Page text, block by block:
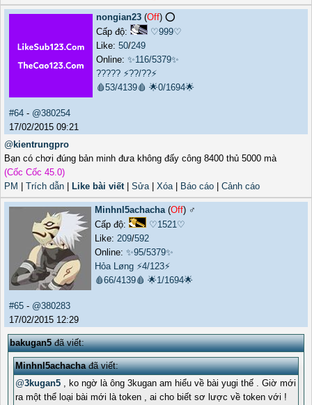
nongian23 (Off) ⭕️
Cấp độ:
♡999♡
Like: 50/249
Online: ✨116/5379✨
????? ⚡??/??⚡
🩸53/4139🩸 🌟0/1694🌟
#64 - @380254
17/02/2015 09:21
@ kientrungpro
Bạn có chơi đúng bản minh đưa không đấy công 8400 thủ 5000 mà
(Cốc Cốc 45.0)
PM
Trích dẫn Like bài viết| Sửa| Xóa| Báo cáo Cảnh cáo
Minhnl5achacha(Off) ♂️
Cấp độ:
♡1521♡
Like: 209/592
Online: ✨95/5379✨
Hỏa Løng ⚡4/123⚡
🩸66/4139🩸 🌟1/1694🌟
#65 - @380283
17/02/2015 12:29
bakugan5đã viết:
Minhnl5achachađã viết:
@3kugan5 , ko ngờ là ông 3kugan am hiểu về bài yugi thế . Giờ mới
ra một thể loại bài mới là token , ai cho biết sơ lược về token với !